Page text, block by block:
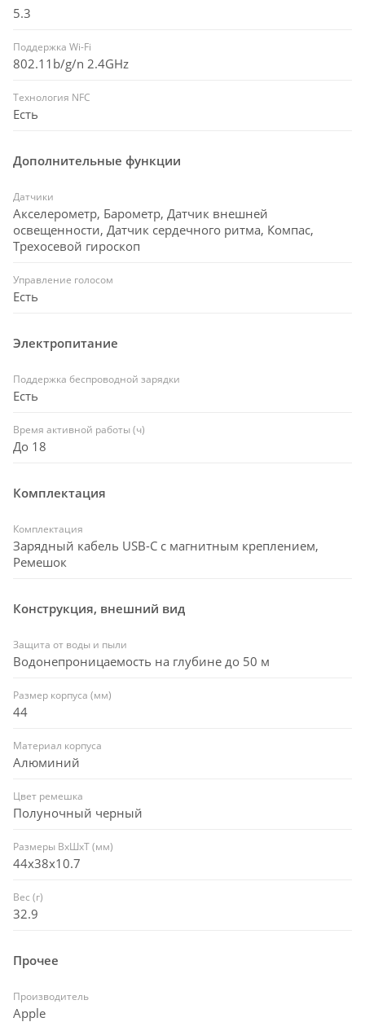
5.3
Поддержка Wi-Fi
802.11b/g/n 2.4GHz
Технология NFC
Есть
Дополнительные функции
Датчики
Акселерометр, Барометр, Датчик внешней
освещенности, Датчик сердечного ритма, Компас,
Трехосевой гироскоп
Управление голосом
Есть
Электропитание
Поддержка беспроводной зарядки
Есть
Время активной работы (ч)
До 18
Комплектация
Комплектация
Зарядный кабель USB-C с магнитным креплением,
Ремешок
Конструкция, внешний вид
Защита от воды и пыли
Водонепроницаемость на глубине до 50 м
Размер корпуса (мм)
44
Материал корпуса
Алюминий
Цвет ремешка
Полуночный черный
Размеры ВxШxТ (мм)
44x38x10.7
Вес (г)
32.9
Прочее
Производитель
Apple